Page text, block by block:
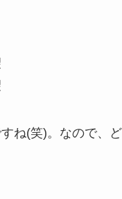
ね(笑)。なので、